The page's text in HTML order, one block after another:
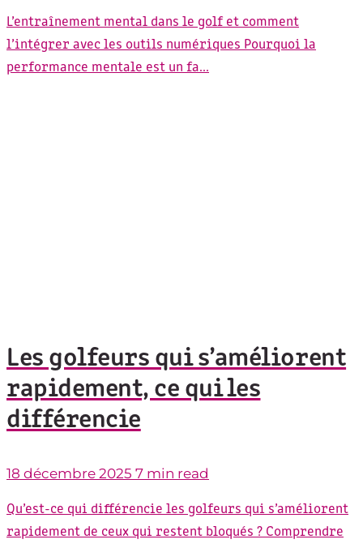
L’entraînement mental dans le golf et comment
l’intégrer avec les outils numériques Pourquoi la
performance mentale est un fa...
Les golfeurs qui s’améliorent
rapidement, ce qui les
différencie
18 décembre 2025 7 min read
Qu’est-ce qui différencie les golfeurs qui s’améliorent
rapidement de ceux qui restent bloqués ? Comprendre